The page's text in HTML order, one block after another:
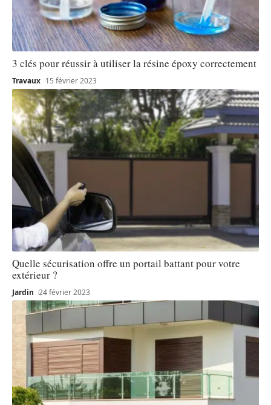
3 clés pour réussir à utiliser la résine époxy correctement
Travaux 15 février 2023
Quelle sécurisation offre un portail battant pour votre
extérieur ?
Jardin 24 février 2023